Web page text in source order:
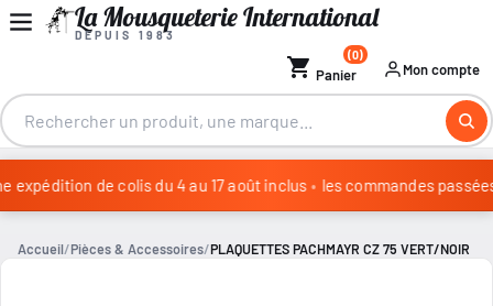
La Mousqueterie International
DEPUIS 1983
shopping_cart Panier
(0)
Mon compte
expédition de colis du 4 au 17 août inclus • les commandes
Accueil Pièces & Accessoires PLAQUETTES PACHMAYR CZ 75 VERT/NOIR